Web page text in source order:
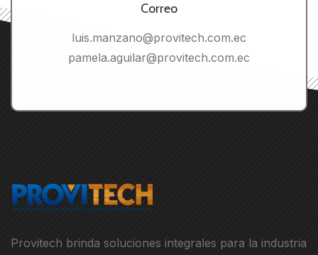
Correo
luis.manzano@provitech.com.ec
pamela.aguilar@provitech.com.ec
Provitech brinda soluciones integrales para la industria